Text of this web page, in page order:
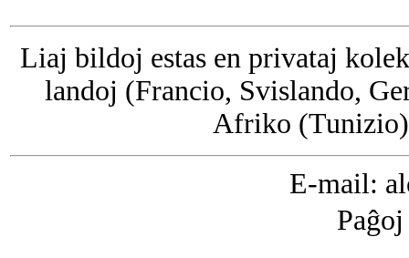
Liaj bildoj estas en privataj
landoj (Francio, Svislando,
Afriko (Tunizio)
E-mail: